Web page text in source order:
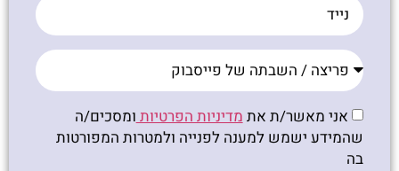
אני מאשר/ת אתמדיניות הפרטיותומסכים/ה
שהמידע ישמש למענה לפנייה ולמטרות המפורטות
בה